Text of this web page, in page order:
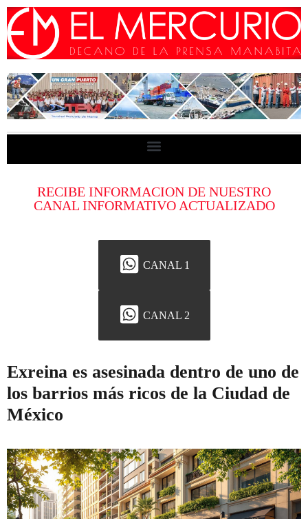
RECIBE INFORMACION DE NUESTRO
CANAL INFORMATIVO ACTUALIZADO
CANAL 1
CANAL 2
Exreina es asesinada dentro de uno de
los barrios más ricos de la Ciudad de
México